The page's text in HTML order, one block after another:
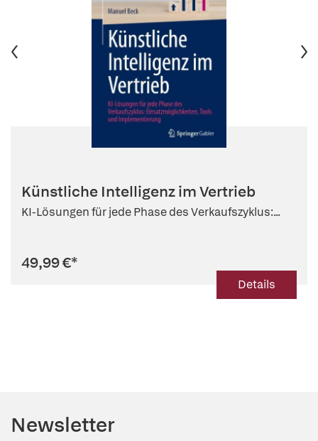
Künstliche Intelligenz im Vertrieb
KI-Lösungen für jede Phase des Verkaufszyklus:...
49,99 €*
Details
Newsletter